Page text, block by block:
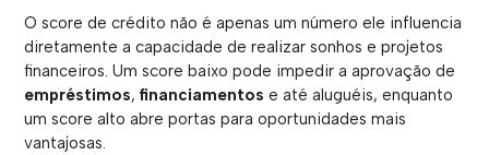
O score de crédito não é apenas um número ele influencia
diretamente a capacidade de realizar sonhos e projetos
financeiros. Um score baixo pode impedir a aprovação de
empréstimos, financiamentos e até aluguéis, enquanto
um score alto abre portas para oportunidades mais
vantajosas.